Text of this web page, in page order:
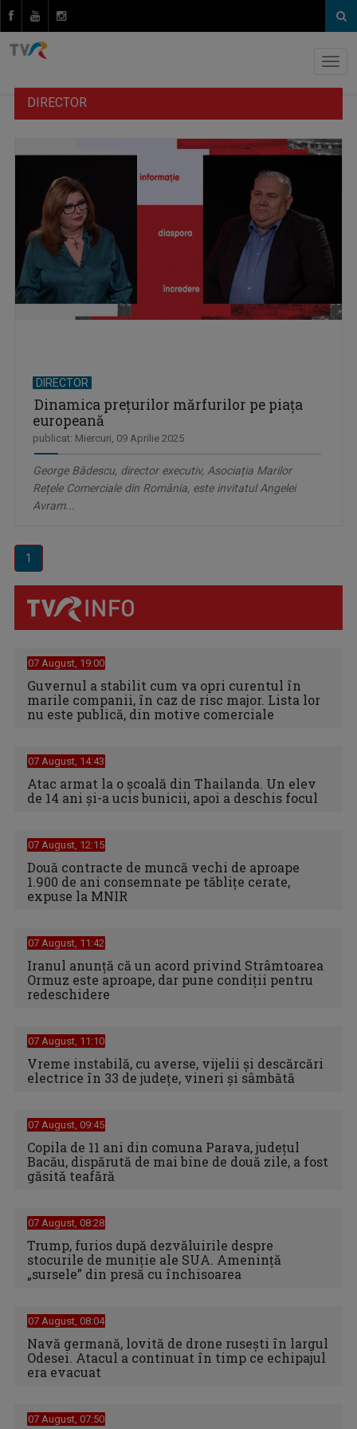
DIRECTOR
DIRECTOR
Dinamica preţurilor mărfurilor pe piaţa
europeană
publicat: Miercuri, 09 Aprilie 2025
George Bădescu, director executiv, Asociația Marilor
Rețele Comerciale din România, este invitatul Angelei
Avram...
1
07 August, 19:00
Guvernul a stabilit cum va opri curentul în
marile companii, în caz de risc major. Lista lor
nu este publică, din motive comerciale
07 August, 14:43
Atac armat la o școală din Thailanda. Un elev
de 14 ani și-a ucis bunicii, apoi a deschis focul
07 August, 12:15
Două contracte de muncă vechi de aproape
1.900 de ani consemnate pe tăblițe cerate,
expuse la MNIR
07 August, 11:42
Iranul anunță că un acord privind Strâmtoarea
Ormuz este aproape, dar pune condiții pentru
redeschidere
07 August, 11:10
Vreme instabilă, cu averse, vijelii şi descărcări
electrice în 33 de judeţe, vineri şi sâmbătă
07 August, 09:45
Copila de 11 ani din comuna Parava, judeţul
Bacău, dispărută de mai bine de două zile, a fost
găsită teafără
07 August, 08:28
Trump, furios după dezvăluirile despre
stocurile de muniție ale SUA. Amenință
„sursele” din presă cu închisoarea
07 August, 08:04
Navă germană, lovită de drone rusești în largul
Odesei. Atacul a continuat în timp ce echipajul
era evacuat
07 August, 07:50